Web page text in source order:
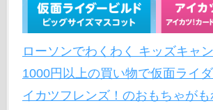
ローソンでわくわく キッズキャン
1000円以上の買い物で仮面ライ
イカツフレンズ！のおもちゃがも